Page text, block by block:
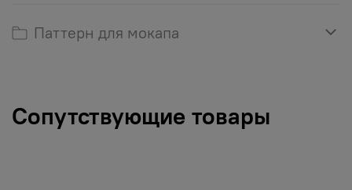
Паттерн для мокапа
Сопутствующие товары